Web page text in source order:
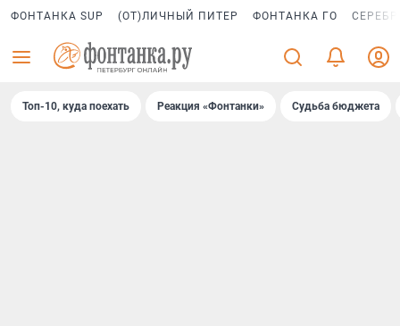
ФОНТАНКА SUP (ОТ)ЛИЧНЫЙ ПИТЕР ФОНТАНКА ГО
Топ-10, куда поехать Реакция «Фонтанки» Судьба бюджета